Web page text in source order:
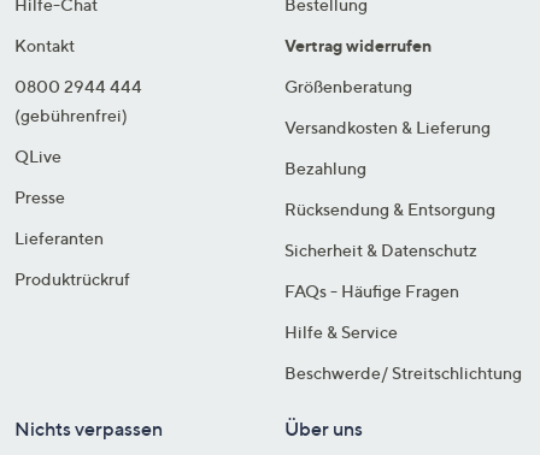
Kontakt
0800 2944 444
(gebührenfrei)
QLive
Presse
Lieferanten
Produktrückruf
Vertrag widerrufen
Größenberatung
Versandkosten & Lieferung
Bezahlung
Rücksendung & Entsorgung
Sicherheit & Datenschutz
FAQs - Häufige Fragen
Hilfe & Service
Beschwerde/ Streitschlichtung
Nichts verpassen Über uns